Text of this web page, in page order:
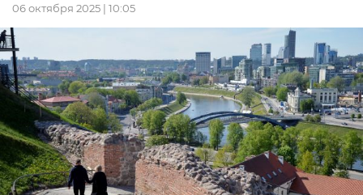
06 октября 2025 | 10:05